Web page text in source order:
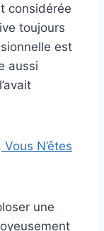
considérée
toujours
est
aussi
N’êtes
une